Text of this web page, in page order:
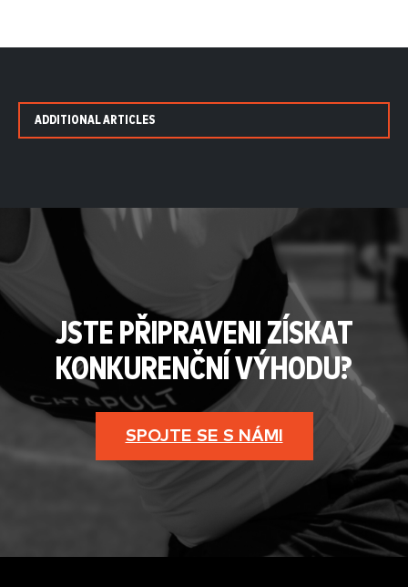
ADDITIONAL ARTICLES
JSTE PŘIPRAVENI ZÍSKAT
KONKURENČNÍ VÝHODU?
SPOJTE SE S NÁMI